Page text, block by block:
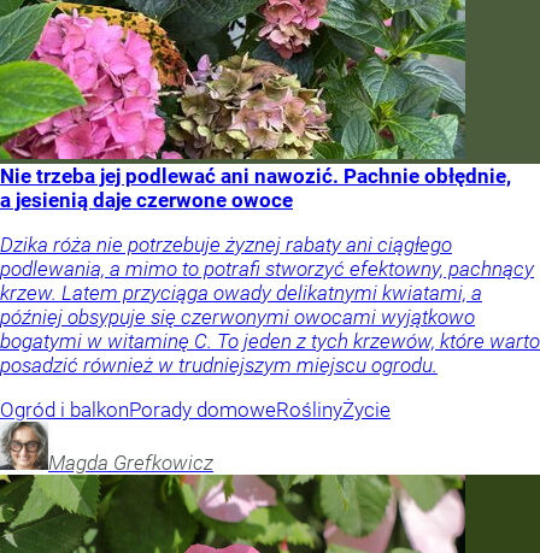
Nie trzeba jej podlewać ani nawozić. Pachnie obłędnie,
a jesienią daje czerwone owoce
Dzika róża nie potrzebuje żyznej rabaty ani ciągłego
podlewania, a mimo to potrafi stworzyć efektowny, pachnący
krzew. Latem przyciąga owady delikatnymi kwiatami, a
później obsypuje się czerwonymi owocami wyjątkowo
bogatymi w witaminę C. To jeden z tych krzewów, które warto
posadzić również w trudniejszym miejscu ogrodu.
Ogród i balkonPorady domoweRoślinyŻycie
Magda Grefkowicz